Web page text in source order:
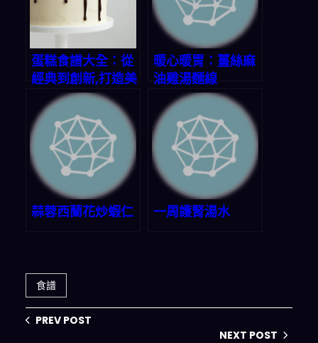
蛋糕食譜大全：從
經典到創新,打造美
味甜蜜時光
暖心暖胃：薑絲麻
油雞湯麵線
蒜蓉西蘭花炒蝦仁 一周護腎湯水
食譜
PREV POST
NEXT POST